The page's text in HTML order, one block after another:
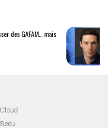
des GAFAM… mais
Cloud
Secu